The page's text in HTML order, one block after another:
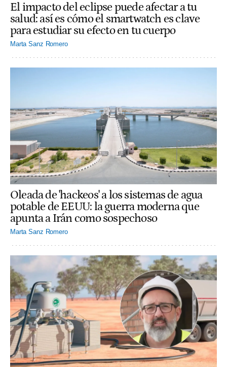
El impacto del eclipse puede afectar a tu
salud: así es cómo el smartwatch es clave
para estudiar su efecto en tu cuerpo
Marta Sanz Romero
Oleada de 'hackeos' a los sistemas de agua
potable de EEUU: la guerra moderna que
apunta a Irán como sospechoso
Marta Sanz Romero